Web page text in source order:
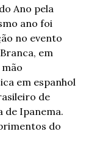
Ano pela
ano foi
no evento
em
em espanhol
de
de Ipanema.
do